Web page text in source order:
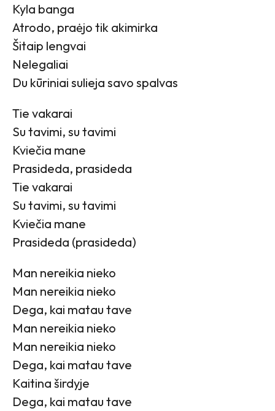
Kyla banga
Atrodo, praėjo tik akimirka
Šitaip lengvai
Nelegaliai
Du kūriniai sulieja savo spalvas
Tie vakarai
Su tavimi, su tavimi
Kviečia mane
Prasideda, prasideda
Tie vakarai
Su tavimi, su tavimi
Kviečia mane
Prasideda (prasideda)
Man nereikia nieko
Man nereikia nieko
Dega, kai matau tave
Man nereikia nieko
Man nereikia nieko
Dega, kai matau tave
Kaitina širdyje
Dega, kai matau tave